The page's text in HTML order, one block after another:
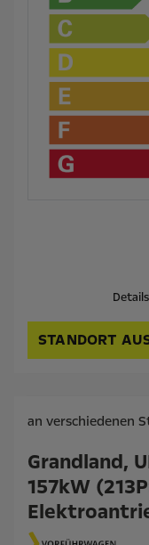
STANDORT
Grandland,
157kW
an verschiedenen